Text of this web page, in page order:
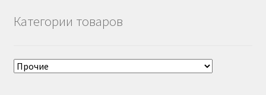
Категории товаров